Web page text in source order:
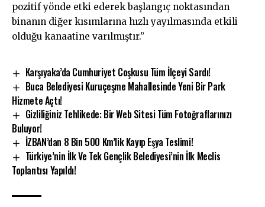
pozitif yönde etki ederek başlangıç noktasından
binanın diğer kısımlarına hızlı yayılmasında etkili
olduğu kanaatine varılmıştır.”
Karşıyaka’da Cumhuriyet Coşkusu Tüm İlçeyi Sardı!
Buca Belediyesi Kuruçeşme Mahallesinde Yeni Bir Park
Hizmete Açtı!
Gizliliğiniz Tehlikede: Bir Web Sitesi Tüm Fotoğraflarınızı
Buluyor!
İZBAN’dan 8 Bin 500 Km’lik Kayıp Eşya Teslimi!
Türkiye’nin İlk Ve Tek Gençlik Belediyesi’nin İlk Meclis
Toplantısı Yapıldı!